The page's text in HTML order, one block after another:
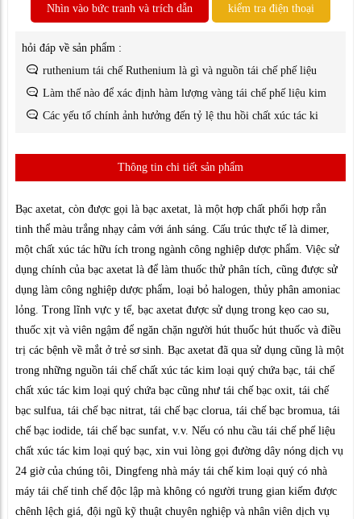
Nhìn vào bức tranh và trích dẫn kiểm tra điện thoại
hỏi đáp về sản phẩm :
ruthenium tái chế Ruthenium là gì và nguồn tái chế phế liệu
Làm thế nào để xác định hàm lượng vàng tái chế phế liệu kim
Các yếu tố chính ảnh hưởng đến tỷ lệ thu hồi chất xúc tác ki
Thông tin chi tiết sản phẩm
Bạc axetat, còn được gọi là bạc axetat, là một hợp chất phối hợp rắn
tinh thể màu trắng nhạy cảm với ánh sáng. Cấu trúc thực tế là dimer,
một chất xúc tác hữu ích trong ngành công nghiệp dược phẩm. Việc sử
dụng chính của bạc axetat là để làm thuốc thử phân tích, cũng được sử
dụng làm công nghiệp dược phẩm, loại bỏ halogen, thủy phân amoniac
lỏng. Trong lĩnh vực y tế, bạc axetat được sử dụng trong kẹo cao su,
thuốc xịt và viên ngậm để ngăn chặn người hút thuốc hút thuốc và điều
trị các bệnh về mắt ở trẻ sơ sinh. Bạc axetat đã qua sử dụng cũng là một
trong những nguồn tái chế chất xúc tác kim loại quý chứa bạc, tái chế
chất xúc tác kim loại quý chứa bạc cũng như tái chế bạc oxit, tái chế
bạc sulfua, tái chế bạc nitrat, tái chế bạc clorua, tái chế bạc bromua, tái
chế bạc iodide, tái chế bạc sunfat, v.v. Nếu có nhu cầu tái chế phế liệu
chất xúc tác kim loại quý bạc, xin vui lòng gọi đường dây nóng dịch vụ
24 giờ của chúng tôi, Dingfeng nhà máy tái chế kim loại quý có nhà
máy tái chế tinh chế độc lập mà không có người trung gian kiếm được
chênh lệch giá, đội ngũ kỹ thuật chuyên nghiệp và nhân viên dịch vụ